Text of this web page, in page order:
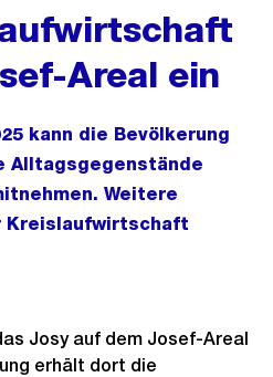
Areal ein
kann die Bevölkerung
Alltagsgegenstände
Weitere
Kreislaufwirtschaft
Josy auf dem Josef-Areal
erhält dort die